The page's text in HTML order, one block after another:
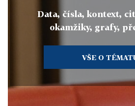
Data, čísla, kontext,
okamžiky, grafy,
VŠE O